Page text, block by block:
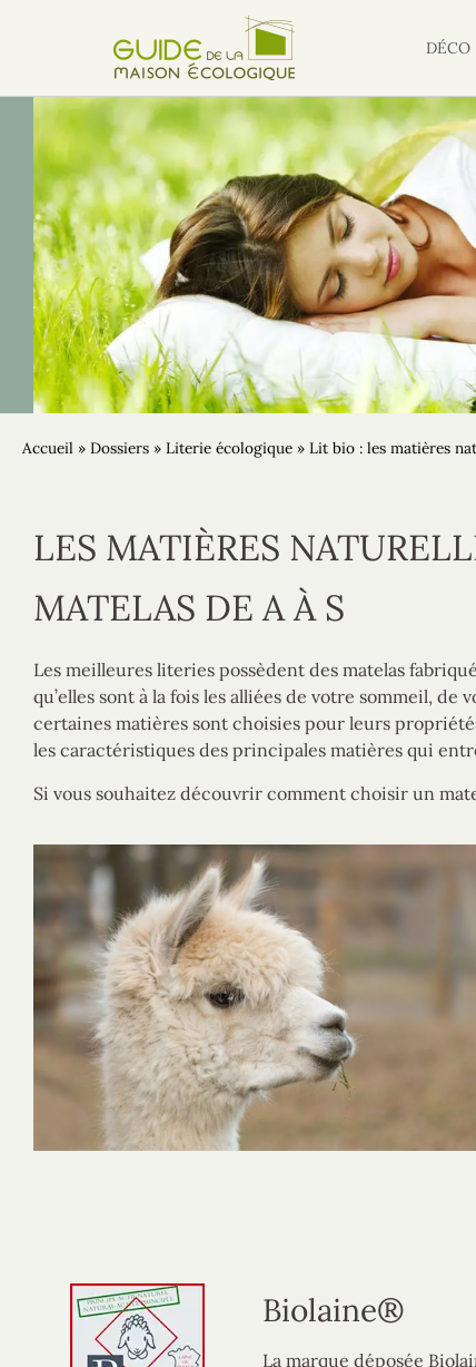
DÉCO
Accueil » Dossiers » Literie écologique » Lit bio : les matières
LES MATIÈRES
MATELAS DE A À S
Les meilleures literies possèdent des matelas
qu’elles sont à la fois les alliées de votre sommeil,
certaines matières sont choisies pour leurs
les caractéristiques des principales matières qui
Si vous souhaitez découvrir comment choisir un
Biolaine®
La marque déposée